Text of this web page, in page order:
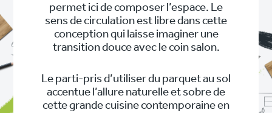
permet ici de composer l’espace. Le
sens de circulation est libre dans cette
conception qui laisse imaginer une
transition douce avec le coin salon.
Le parti-pris d’utiliser du parquet au sol
accentue l’allure naturelle et sobre de
cette grande cuisine contemporaine en